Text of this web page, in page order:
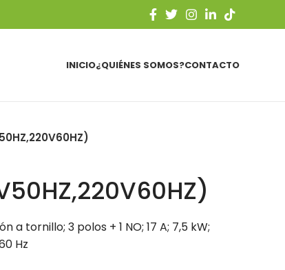
INICIO¿QUIÉNES SOMOS?CONTACTO
tornillo; 3 polos + 1 NO; 17 A; 7,5 kW;
Hz